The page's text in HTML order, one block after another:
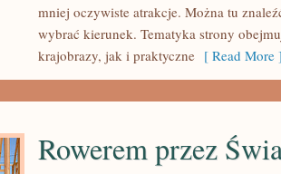
mniej oczywiste atrakcje. Można tu
wybrać kierunek. Tematyka strony
krajobrazy, jak i praktyczne [ Read More
Rowerem przez